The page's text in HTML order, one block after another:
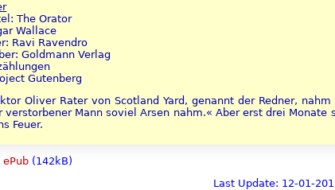
The Orator
Wallace
Ravi Ravendro
Goldmann Verlag
Gutenberg
Oliver Rater von Scotland Yard, genannt der Redner,
verstorbener Mann soviel Arsen nahm.« Aber erst drei
Feuer.
ePub (142kB)
Last Update: 12-01-